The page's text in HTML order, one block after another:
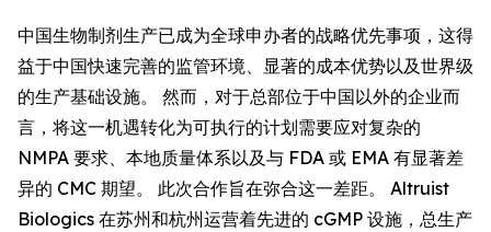
中国生物制剂生产已成为全球申办者的战略优先事项，这得
益于中国快速完善的监管环境、显著的成本优势以及世界级
的生产基础设施。 然而，对于总部位于中国以外的企业而
言，将这一机遇转化为可执行的计划需要应对复杂的
NMPA 要求、本地质量体系以及与 FDA 或 EMA 有显著差
异的 CMC 期望。 此次合作旨在弥合这一差距。 Altruist
Biologics 在苏州和杭州运营着先进的 cGMP 设施，总生产